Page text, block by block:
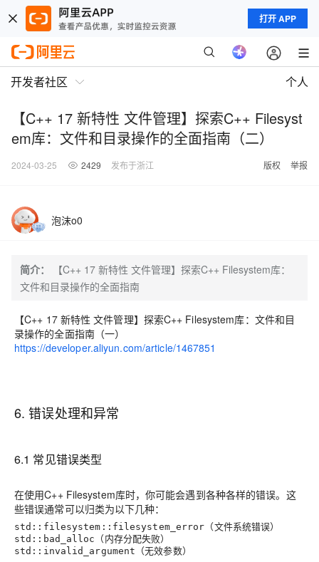
打开 APP
开发者社区 个人
【C++ 17 新特性 文件管理】探索C++ Filesyst
em库：文件和目录操作的全面指南（二）
2024-03-25 2429 发布于浙江 版权 举报
泡沫o0
简介：
【C++ 17 新特性 文件管理】探索C++ Filesystem库：
文件和目录操作的全面指南
【C++ 17 新特性 文件管理】探索C++ Filesystem库：文件和目
录操作的全面指南（一）
https://developer.aliyun.com/article/1467851
6. 错误处理和异常
6.1 常见错误类型
在使用C++ Filesystem库时，你可能会遇到各种各样的错误。这
些错误通常可以归类为以下几种：
std::filesystem::filesystem_error （文件系统错误）
std::bad_alloc （内存分配失败）
std::invalid_argument （无效参数）